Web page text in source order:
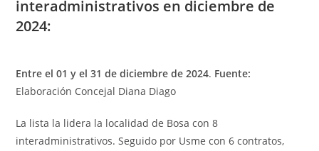
interadministrativos en diciembre de
2024:
Entre el 01 y el 31 de diciembre de 2024. Fuente:
Elaboración Concejal Diana Diago
La lista la lidera la localidad de Bosa con 8
interadministrativos. Seguido por Usme con 6 contratos,